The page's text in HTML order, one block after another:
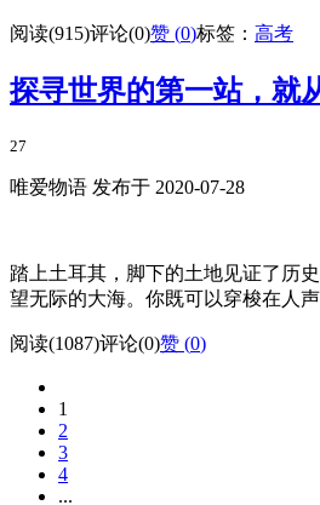
阅读(915)评论(0)赞 (0)标签： 高考
探寻世界的第一站，就
27
唯爱物语 发布于 2020-07-28
踏上土耳其，脚下的土地见证了历
望无际的大海。你既可以穿梭在人
阅读(1087)评论(0)赞 (0)
1
2
3
4
...